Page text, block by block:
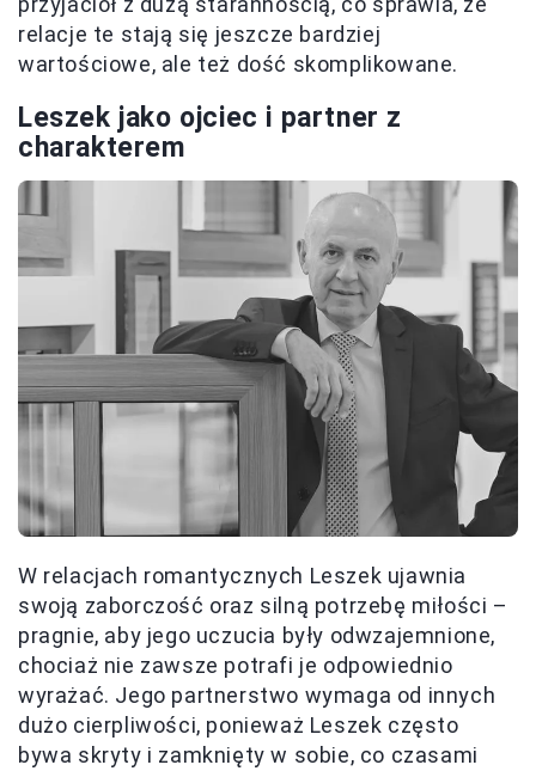
relacje te stają się jeszcze bardziej
wartościowe, ale też dość skomplikowane.
Leszek jako ojciec i partner z
charakterem
W relacjach romantycznych Leszek ujawnia
swoją zaborczość oraz silną potrzebę miłości –
pragnie, aby jego uczucia były odwzajemnione,
chociaż nie zawsze potrafi je odpowiednio
wyrażać. Jego partnerstwo wymaga od innych
dużo cierpliwości, ponieważ Leszek często
bywa skryty i zamknięty w sobie, co czasami